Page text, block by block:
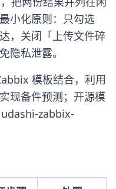
小化原则：只勾选
，关闭「上传文件碎
隐私泄露。
模板结合，利用
现备件预测；开源模
zabbix-